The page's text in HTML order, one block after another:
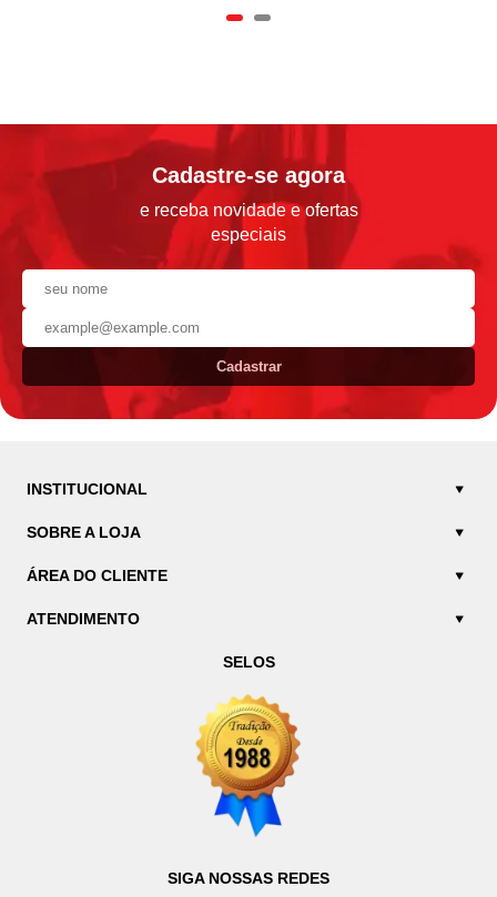
Cadastre-se agora
e receba novidade e ofertas
especiais
Cadastrar
INSTITUCIONAL
SOBRE A LOJA
ÁREA DO CLIENTE
ATENDIMENTO
SELOS
SIGA NOSSAS REDES